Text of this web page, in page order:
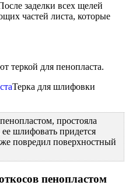
заделки всех щелей
частей листа, которые
теркой для пенопласта.
Терка для шлифовки
простояла
шлифовать придется
повредил поверхностный
пенопластом